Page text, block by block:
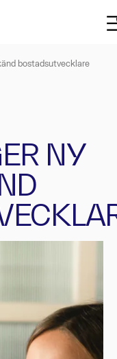
bostadsutvecklare
NY